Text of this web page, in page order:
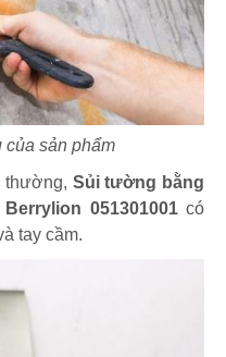
của sản phẩm
thường, Sủi tường bằng
051301001có
tay cầm.